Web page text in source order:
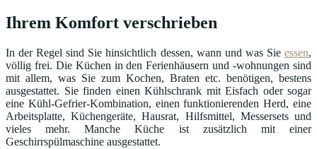
Ihrem Komfort verschrieben
In der Regel sind Sie hinsichtlich dessen, wann und was Sie essen,
völlig frei. Die Küchen in den Ferienhäusern und -wohnungen sind
mit allem, was Sie zum Kochen, Braten etc. benötigen, bestens
ausgestattet. Sie finden einen Kühlschrank mit Eisfach oder sogar
eine Kühl-Gefrier-Kombination, einen funktionierenden Herd, eine
Arbeitsplatte, Küchengeräte, Hausrat, Hilfsmittel, Messersets und
vieles mehr. Manche Küche ist zusätzlich mit einer
Geschirrspülmaschine ausgestattet.